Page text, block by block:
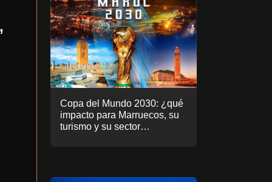
Copa del Mundo 2030: ¿qué
impacto para Marruecos, su
turismo y su sector